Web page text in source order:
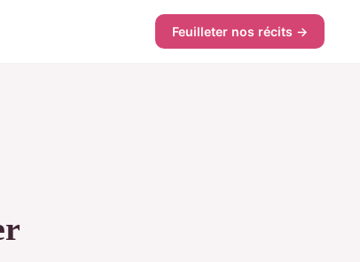
Feuilleter nos récits →